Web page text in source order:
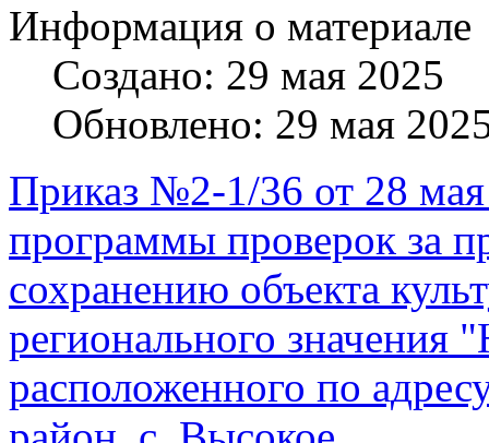
Информация о материале
Создано: 29 мая 2025
Обновлено: 29 мая
Приказ №2-1/36 от 28
программы проверок за
сохранению объекта
регионального значения
расположенного по